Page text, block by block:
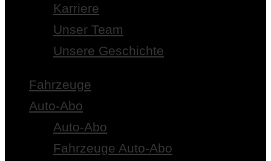
Karriere
Unser Team
Unsere Geschichte
Fahrzeuge
Auto-Abo
Auto-Abo
Fahrzeuge Auto-Abo